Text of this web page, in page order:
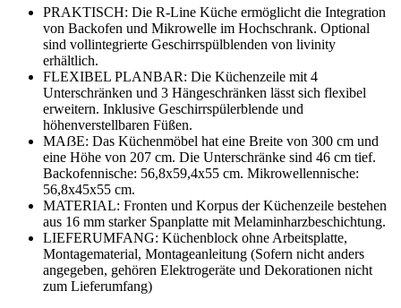
PRAKTISCH: Die R-Line Küche ermöglicht die Integration
von Backofen und Mikrowelle im Hochschrank. Optional
sind vollintegrierte Geschirrspülblenden von livinity
erhältlich.
FLEXIBEL PLANBAR: Die Küchenzeile mit 4
Unterschränken und 3 Hängeschränken lässt sich flexibel
erweitern. Inklusive Geschirrspülerblende und
höhenverstellbaren Füßen.
MAẞE: Das Küchenmöbel hat eine Breite von 300 cm und
eine Höhe von 207 cm. Die Unterschränke sind 46 cm tief.
Backofennische: 56,8x59,4x55 cm. Mikrowellennische:
56,8x45x55 cm.
MATERIAL: Fronten und Korpus der Küchenzeile bestehen
aus 16 mm starker Spanplatte mit Melaminharzbeschichtung.
LIEFERUMFANG: Küchenblock ohne Arbeitsplatte,
Montagematerial, Montageanleitung (Sofern nicht anders
angegeben, gehören Elektrogeräte und Dekorationen nicht
zum Lieferumfang)